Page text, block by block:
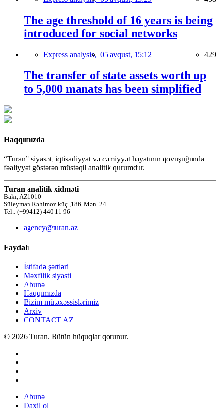
The age threshold of 16 years is being
introduced for social networks
Express analysis, 05 avqust, 15:12 429
The transfer of state assets worth up
to 5,000 manats has been simplified
Haqqımızda
“Turan” siyasət, iqtisadiyyat və cəmiyyət həyatının qovuşuğunda
fəaliyyət göstərən müstəqil analitik qurumdur.
Turan analitik xidməti
Bakı, AZ1010
Süleyman Rəhimov küç.,186, Mən. 24
Tel.: (+99412) 440 11 96
agency@turan.az
Faydalı
İstifadə şərtləri
Məxfilik siyasti
Abunə
Haqqımızda
Bizim mütəxəssislərimiz
Arxiv
CONTACT AZ
© 2026 Turan. Bütün hüquqlar qorunur.
Abunə
Daxil ol